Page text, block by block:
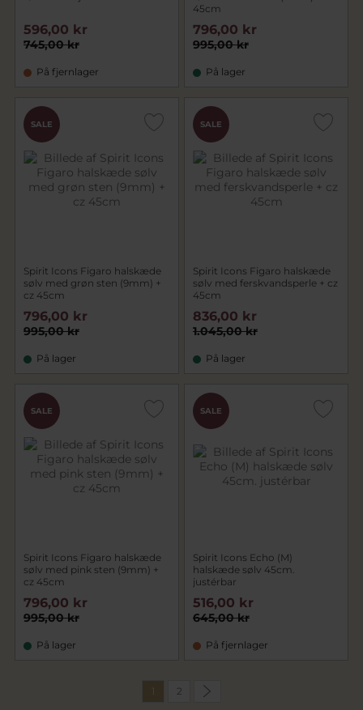
745,00 kr
596,00 kr
På fjernlager
45cm
995,00 kr
796,00 kr
På lager
SALE
Spirit Icons Figaro halskæde
sølv med grøn sten (9mm) +
cz 45cm
995,00 kr
796,00 kr
På lager
SALE
Spirit Icons Figaro halskæde
sølv med ferskvandsperle + cz
45cm
1.045,00 kr
836,00 kr
På lager
SALE
Spirit Icons Figaro halskæde
sølv med pink sten (9mm) +
cz 45cm
995,00 kr
796,00 kr
På lager
SALE
Spirit Icons Echo (M)
halskæde sølv 45cm.
justérbar
645,00 kr
516,00 kr
På fjernlager
1 2